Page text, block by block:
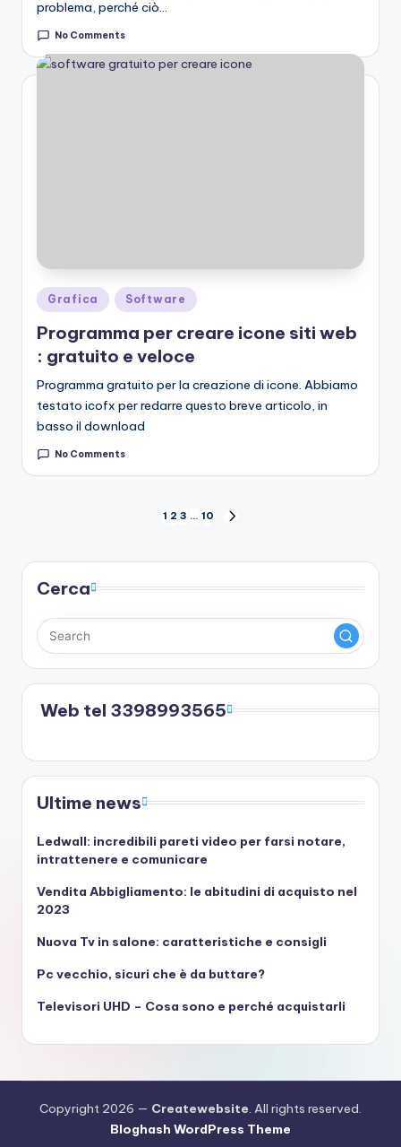
problema, perché ciò…
No Comments
Posted
in
Grafica Software
Programma per creare icone siti web
: gratuito e veloce
Programma gratuito per la creazione di icone. Abbiamo
testato icofx per redarre questo breve articolo, in
basso il download
No Comments
Paginazione
degli
articoli
1 2 3 … 10
Cerca
Web tel 3398993565
Ultime news
Ledwall: incredibili pareti video per farsi notare,
intrattenere e comunicare
Vendita Abbigliamento: le abitudini di acquisto nel
2023
Nuova Tv in salone: caratteristiche e consigli
Pc vecchio, sicuri che è da buttare?
Televisori UHD – Cosa sono e perché acquistarli
Copyright 2026 — Createwebsite. All rights reserved.
Bloghash WordPress Theme